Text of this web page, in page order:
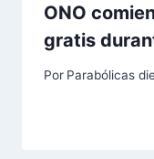
ONO
gratis
Por Parabólicas